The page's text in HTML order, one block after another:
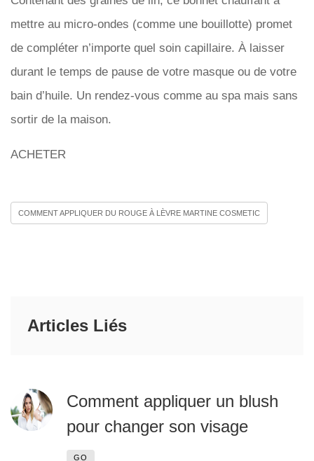
mettre au micro-ondes (comme une bouillotte) promet
de compléter n’importe quel soin capillaire. À laisser
durant le temps de pause de votre masque ou de votre
bain d’huile. Un rendez-vous comme au spa mais sans
sortir de la maison.
ACHETER
COMMENT APPLIQUER DU ROUGE À LÈVRE MARTINE COSMETIC
Articles Liés
Comment appliquer un blush
pour changer son visage
GO